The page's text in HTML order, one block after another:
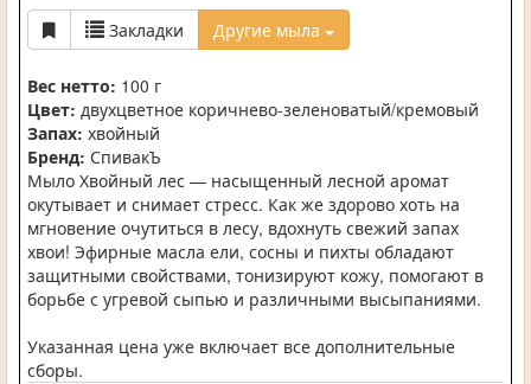
Закладки Другие мыла
Вес нетто: 100 г
Цвет: двухцветное коричнево-зеленоватый/кремовый
Запах: хвойный
Бренд: СпивакЪ
Мыло Хвойный лес — насыщенный лесной аромат
окутывает и снимает стресс. Как же здорово хоть на
мгновение очутиться в лесу, вдохнуть свежий запах
хвои! Эфирные масла ели, сосны и пихты обладают
защитными свойствами, тонизируют кожу, помогают в
борьбе с угревой сыпью и различными высыпаниями.
Указанная цена уже включает все дополнительные
сборы.